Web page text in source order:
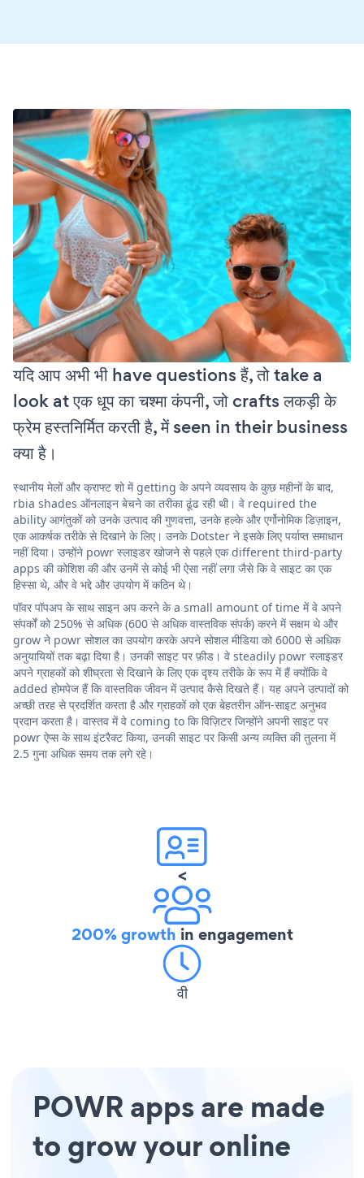
यदि आप अभी भी have questions हैं, तो take a
look at एक धूप का चश्मा कंपनी, जो crafts लकड़ी के
फ्रेम हस्तनिर्मित करती है, में seen in their business
क्या है।
स्थानीय मेलों और क्राफ्ट शो में getting के अपने व्यवसाय के कुछ महीनों के बाद,
rbia shades ऑनलाइन बेचने का तरीका ढूंढ रही थी। वे required the
ability आगंतुकों को उनके उत्पाद की गुणवत्ता, उनके हल्के और एर्गोनोमिक डिज़ाइन,
एक आकर्षक तरीके से दिखाने के लिए। उनके Dotster ने इसके लिए पर्याप्त समाधान
नहीं दिया। उन्होंने powr स्लाइडर खोजने से पहले एक different third-party
apps की कोशिश की और उनमें से कोई भी ऐसा नहीं लगा जैसे कि वे साइट का एक
हिस्सा थे, और वे भद्दे और उपयोग में कठिन थे।
पॉवर पॉपअप के साथ साइन अप करने के a small amount of time में वे अपने
संपर्कों को 250% से अधिक (600 से अधिक वास्तविक संपर्क) करने में सक्षम थे और
grow ने powr सोशल का उपयोग करके अपने सोशल मीडिया को 6000 से अधिक
अनुयायियों तक बढ़ा दिया है। उनकी साइट पर फ़ीड। वे steadily powr स्लाइडर
अपने ग्राहकों को शीघ्रता से दिखाने के लिए एक दृश्य तरीके के रूप में हैं क्योंकि वे
added होमपेज हैं कि वास्तविक जीवन में उत्पाद कैसे दिखते हैं। यह अपने उत्पादों को
अच्छी तरह से प्रदर्शित करता है और ग्राहकों को एक बेहतरीन ऑन-साइट अनुभव
प्रदान करता है। वास्तव में वे coming to कि विज़िटर जिन्होंने अपनी साइट पर
powr ऐप्स के साथ इंटरैक्ट किया, उनकी साइट पर किसी अन्य व्यक्ति की तुलना में
2.5 गुना अधिक समय तक लगे रहे।
<
200% growth in engagement
वी
POWR apps are made
to grow your online